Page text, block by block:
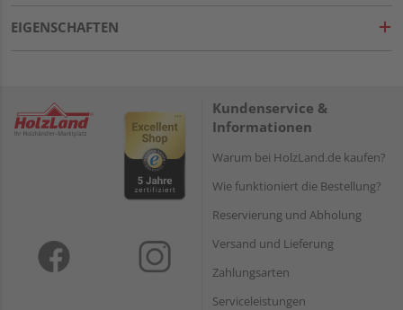
EIGENSCHAFTEN
Kundenservice &
Informationen
Warum bei HolzLand.de kaufen?
Wie funktioniert die Bestellung?
Reservierung und Abholung
Versand und Lieferung
Zahlungsarten
Serviceleistungen